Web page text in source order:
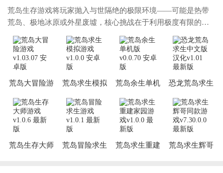
荒岛生存游戏将玩家抛入与世隔绝的极限环境——可能是热带
荒岛、极地冰原或外星废墟，核心挑战在于利用极度有限的初
始资源维系生命。玩家需探索地形、采集材料、制作工具、搭
建庇护所，并管理饥饿、口渴、体温与健康
荒岛大冒险游
荒岛求生模拟
荒岛余生单机
恐龙荒岛求生
荒岛生存大师
荒岛冒险求生
荒岛求生重建
荒岛求生辉哥